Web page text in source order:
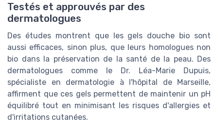
Testés et approuvés par des
dermatologues
Des études montrent que les gels douche bio sont
aussi efficaces, sinon plus, que leurs homologues non
bio dans la préservation de la santé de la peau. Des
dermatologues comme le Dr. Léa-Marie Dupuis,
spécialiste en dermatologie à l'hôpital de Marseille,
affirment que ces gels permettent de maintenir un pH
équilibré tout en minimisant les risques d'allergies et
d'irritations cutanées.